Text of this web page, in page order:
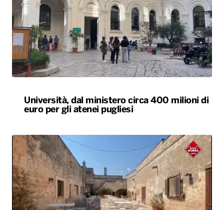
Università, dal ministero circa 400 milioni di
euro per gli atenei pugliesi